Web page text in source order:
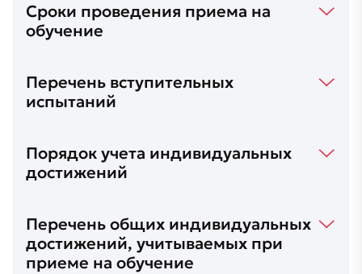
Cроки проведения приема на
обучение
Перечень вступительных
испытаний
Порядок учета индивидуальных
достижений
Перечень общих индивидуальных
достижений, учитываемых при
приеме на обучение